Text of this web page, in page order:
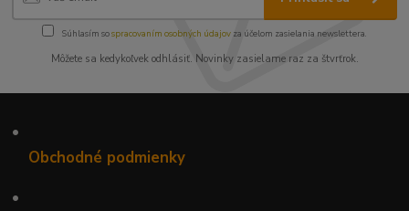
Súhlasím sospracovaním osobných údajov za účelom zasielania newslettera.
Môžete sa kedykoľvek odhlásiť. Novinky zasielame raz za štvrťrok.
•
Obchodné podmienky
•